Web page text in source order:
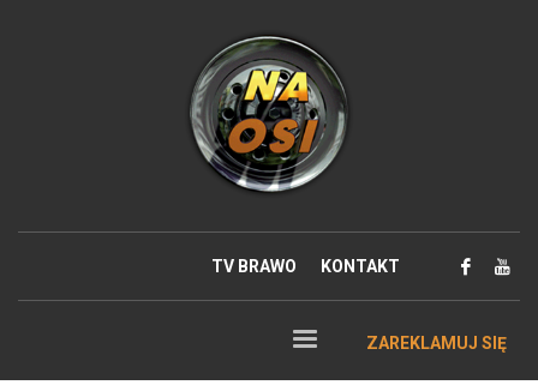
TV BRAWO KONTAKT
ZAREKLAMUJ SIĘ